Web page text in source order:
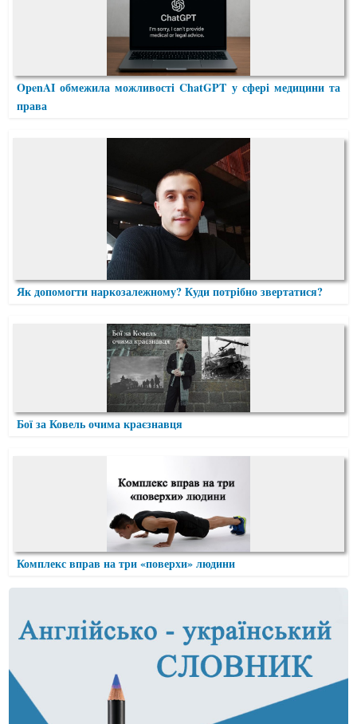
OpenAI обмежила можливості ChatGPT у сфері медицини та
права
Як допомогти наркозалежному? Куди потрібно звертатися?
Бої за Ковель очима краєзнавця
Комплекс вправ на три «поверхи» людини